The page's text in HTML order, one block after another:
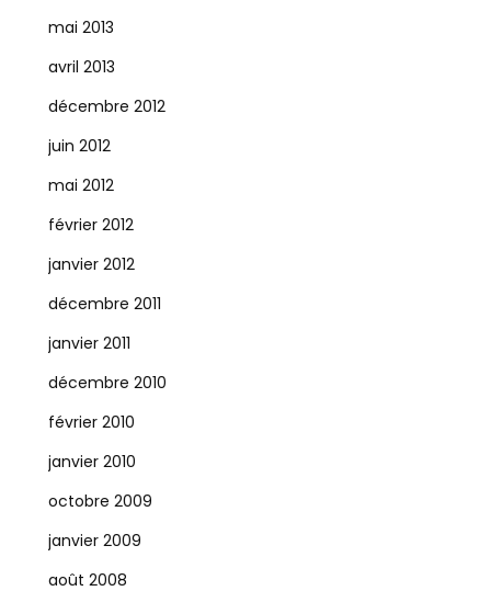
mai 2013
avril 2013
décembre 2012
juin 2012
mai 2012
février 2012
janvier 2012
décembre 2011
janvier 2011
décembre 2010
février 2010
janvier 2010
octobre 2009
janvier 2009
août 2008